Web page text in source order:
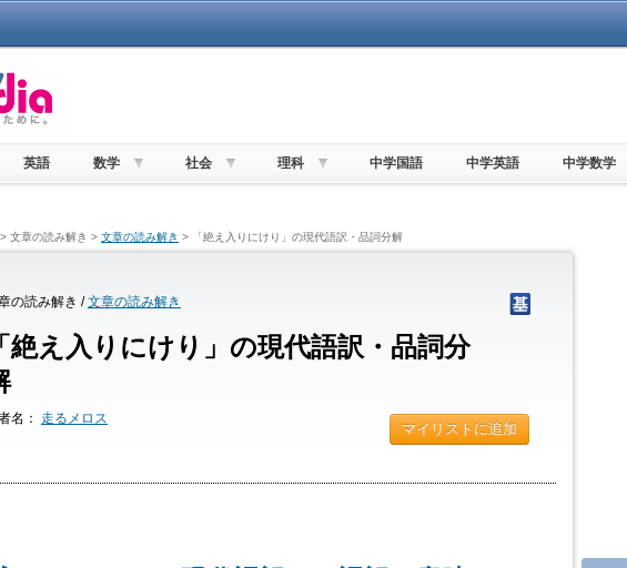
英語 数学 社会 理科 中学国語 中学英語 中学数学
> 文章の読み解き > 文章の読み解き > 「絶え入りにけり」の現代語訳・品詞分解
の読み解き /文章の読み解き
「絶え入りにけり」の現代語訳・品詞分
名： 走るメロス
マイリストに追加